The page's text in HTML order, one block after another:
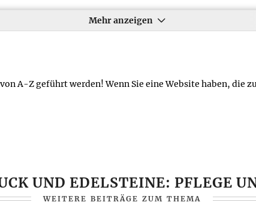
aber auch ausgedehnte Sonnenbäder, Chlor- und
Reinigungsmitteln, Chemikalien wie Zitronensäure oder
sehr schnell angreifen. Auch sollten besonders Perlen
und die natürliche Farbe kann dabei ausbleichen,
kann, sollte man hochwertige Perlen nach dem Tragen
Wasser nachspülen, anschließend mit einem sauberen
Mehr anzeigen
A-Z geführt werden! Wenn Sie eine Website haben, die
UND EDELSTEINE: PFLEGE
WEITERE BEITRÄGE ZUM THEMA